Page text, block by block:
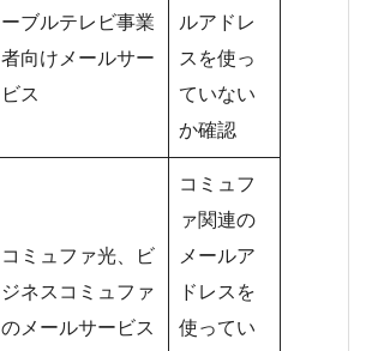
ーブルテレビ事業
者向けメールサー
ビス
ルアドレ
スを使っ
ていない
か確認
コミュファ光、ビ
ジネスコミュファ
のメールサービス
コミュフ
ァ関連の
メールア
ドレスを
使ってい